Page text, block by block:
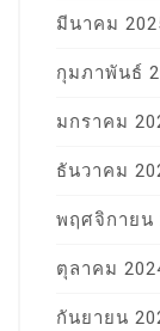
มีนาคม
กุมภาพันธ์
มกราคม
ธันวาคม
พฤศจิกายน
ตุลาคม
กันยายน